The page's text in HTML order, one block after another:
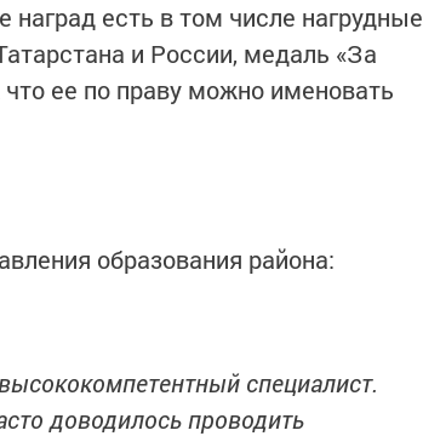
наград есть в том числе нагрудные
и России, медаль «За
ее по праву можно именовать
образования района:
специалист.
доводилось проводить